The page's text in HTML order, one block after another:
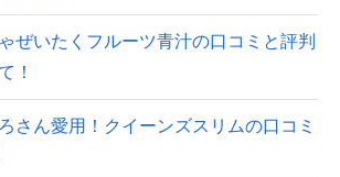
ぜいたくフルーツ青汁の口コミと評判
！
さん愛用！クイーンズスリムの口コミ